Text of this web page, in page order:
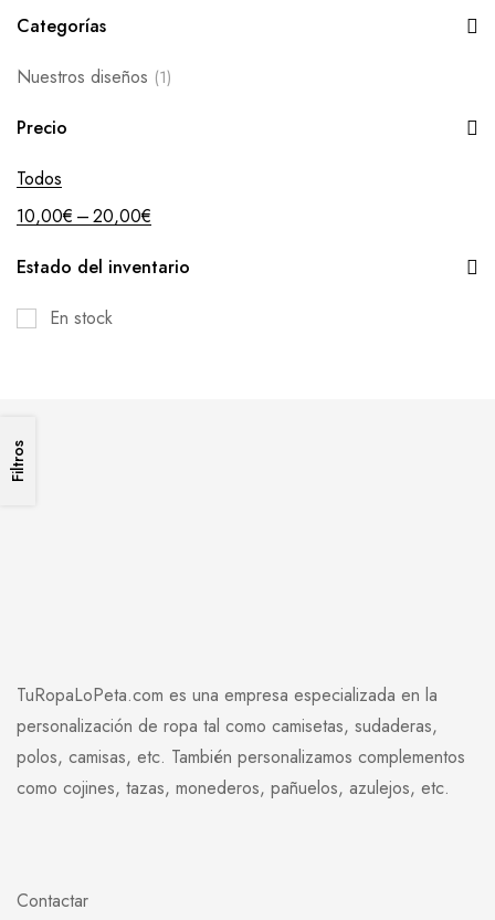
Categorías
Nuestros diseños (1)
Precio
Todos
10,00€ –20,00€
Estado del inventario
En stock
Filtros
TuRopaLoPeta.com es una empresa especializada en la
personalización de ropa tal como camisetas, sudaderas,
polos, camisas, etc. También personalizamos complementos
como cojines, tazas, monederos, pañuelos, azulejos, etc.
Contactar